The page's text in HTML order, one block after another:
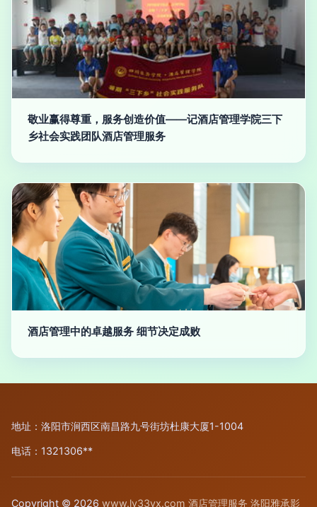
敬业赢得尊重，服务创造价值——记酒店管理学院三下
乡社会实践团队酒店管理服务
酒店管理中的卓越服务 细节决定成败
地址：洛阳市涧西区南昌路九号街坊杜康大厦1-1004
电话：1321306**
Copyright © 2026 www.ly33yx.com 酒店管理服务 洛阳雅承影